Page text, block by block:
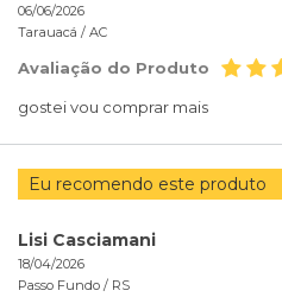
06/06/2026
Tarauacá / AC
Avaliação do Produto
gostei vou comprar mais
Eu recomendo este produto
Lisi Casciamani
18/04/2026
Passo Fundo / RS